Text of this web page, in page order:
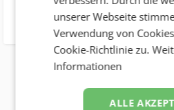
unserer Webseite
Verwendung von
Cookie-Richtlinie zu.
Informationen
ALLE